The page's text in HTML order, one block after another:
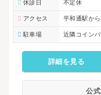
休診日 不定休
アクセス 平和通駅か
駐車場 近隣コイン
詳細を見る
公